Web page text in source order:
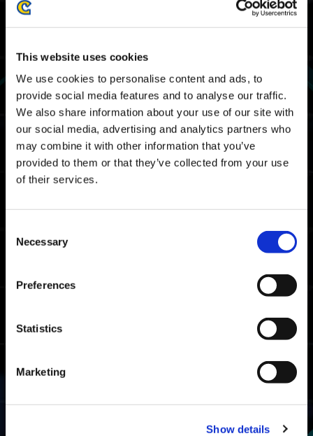
This website uses cookies
We use cookies to personalise content and ads, to
provide social media features and to analyse our traffic.
We also share information about your use of our site with
our social media, advertising and analytics partners who
may combine it with other information that you’ve
provided to them or that they’ve collected from your use
of their services.
Selection
Necessary
Preferences
Statistics
Marketing
Show details
高级等阶”的奖励，我还有机会获得这些奖励吗？
先前生存战通行证的高级等阶会再次公开出售
吗？
我先前购买过“生存战通行证赛季1：高级等阶”，
而重新发售期即将到来。
我是否需要再次购买高级等阶，从而获得奖励？
账户上购买了一项附加内容，并希望在另一个账
操作。